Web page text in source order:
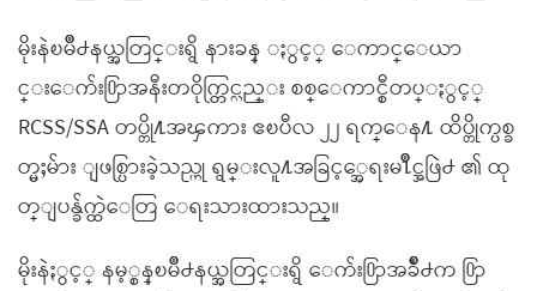
မိုးနဲၿမိဳ႕နယ္အတြင္းရွိ နားခန္ ႏွင့္ ေကာင္ေယာ
င္းေက်း႐ြာအနီးတဝိုက္တြင္လည္း စစ္ေကာင္စီတပ္ႏွင့္
RCSS/SSA တပ္တို႔အၾကား ဧၿပီလ ၂၂ ရက္ေန႔ ထိပ္တိုက္ပစ္ခ
တ္မႈမ်ား ျဖစ္ပြားခဲ့သည္ဟု ရွမ္းလူ႔အခြင့္အေရးမ႑ိဳင္အဖြဲ႕ ၏ ထု
တ္ျပန္ခ်က္ထဲေတြ ေရးသားထားသည္။
မိုးနဲႏွင့္ နမ့္စန္ၿမိဳ႕နယ္အတြင္းရွိ ေက်း႐ြာအခ်ိဳ႕က ႐ြာ